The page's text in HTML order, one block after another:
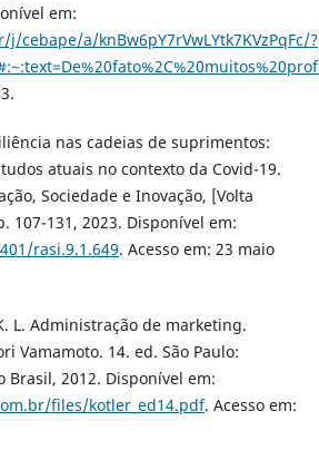
em:
cebape/a/knBw6pY7rVwLYtk7KVzPqFc/?
nas cadeias de suprimentos:
atuais no contexto da Covid-19.
Sociedade e Inovação, [Volta
107-131, 2023. Disponível em:
rasi.9.1.649. Acesso em: 23 maio
K. L. Administração de marketing.
Vamamoto. 14. ed. São Paulo:
Brasil, 2012. Disponível em:
files/kotler_ed14.pdf. Acesso em: